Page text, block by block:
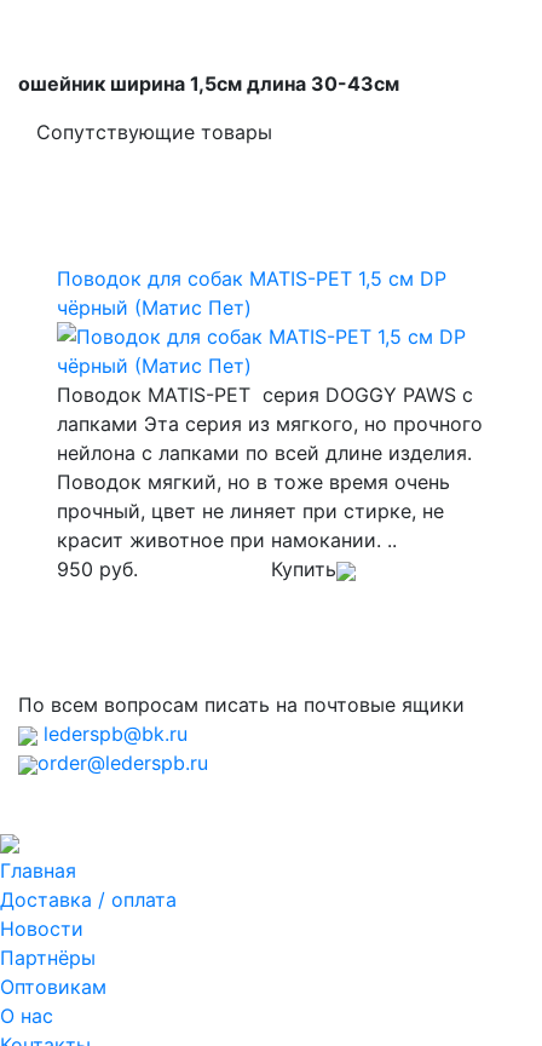
ошейник ширина 1,5см длина 30-43см
Сопутствующие товары
Поводок для собак MATIS-PET 1,5 см DP
чёрный (Матис Пет)
Поводок MATIS-PET серия DOGGY PAWS с
лапками Эта серия из мягкого, но прочного
нейлона с лапками по всей длине изделия.
Поводок мягкий, но в тоже время очень
прочный, цвет не линяет при стирке, не
красит животное при намокании. ..
950 руб.
Купить
По всем вопросам писать на почтовые ящики
lederspb@bk.ru
order@lederspb.ru
Главная
Доставка / оплата
Новости
Партнёры
Оптовикам
О нас